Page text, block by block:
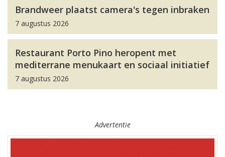
Brandweer plaatst camera's tegen inbraken
7 augustus 2026
Restaurant Porto Pino heropent met
mediterrane menukaart en sociaal initiatief
7 augustus 2026
Advertentie